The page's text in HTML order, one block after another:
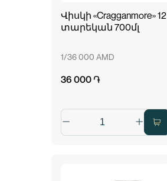
Վիսկի «Cragganmore» 12
տարեկան 700մլ
1/36 000 AMD
36 000 ֏